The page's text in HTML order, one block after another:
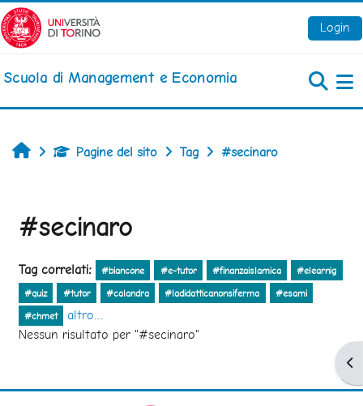
Vai al contenuto principale
Login
Scuola di Management e Economia
HomePagine del sito Tag #secinaro
#secinaro
Tag correlati: #biancone #e-tutor #finanzaislamica
#elearnig
#quiz
#tutor #calandra #ladidatticanonsiferma
#esami
#chmet
altro...
Nessun risultato per "#secinaro"